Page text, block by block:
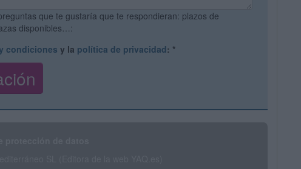
que te gustaría que te respondieran: plazos de
disponibles…:
condiciones y la política de privacidad: *